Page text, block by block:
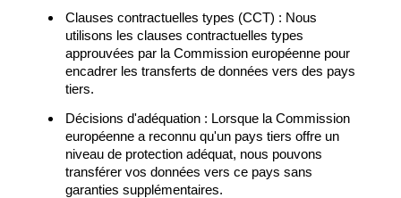
Clauses contractuelles types (CCT) : Nous
utilisons les clauses contractuelles types
approuvées par la Commission européenne pour
encadrer les transferts de données vers des pays
tiers.
Décisions d'adéquation : Lorsque la Commission
européenne a reconnu qu'un pays tiers offre un
niveau de protection adéquat, nous pouvons
transférer vos données vers ce pays sans
garanties supplémentaires.